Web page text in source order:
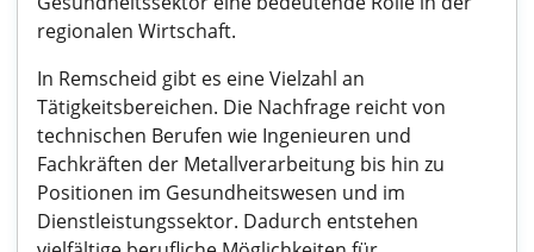
regionalen Wirtschaft.
In Remscheid gibt es eine Vielzahl an
Tätigkeitsbereichen. Die Nachfrage reicht von
technischen Berufen wie Ingenieuren und
Fachkräften der Metallverarbeitung bis hin zu
Positionen im Gesundheitswesen und im
Dienstleistungssektor. Dadurch entstehen